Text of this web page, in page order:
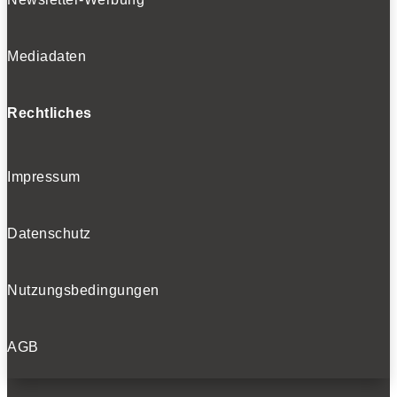
Mediadaten
Rechtliches
Impressum
Datenschutz
Nutzungsbedingungen
AGB